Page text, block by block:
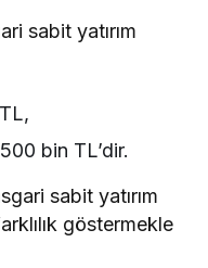
sabit yatırım
bin TL’dir.
sabit yatırım
göstermekle